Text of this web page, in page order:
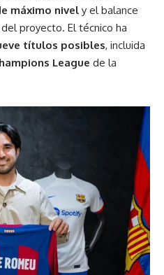
máximo nivel y el balance
proyecto. El técnico ha
títulos posibles, incluida
League de la